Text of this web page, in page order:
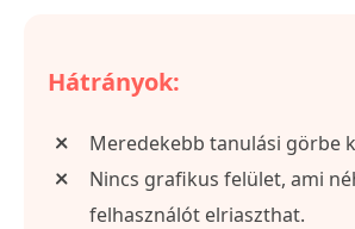
Hátrányok:
Meredekebb tanulási görbe
Nincs grafikus felület, ami
felhasználót elriaszthat.